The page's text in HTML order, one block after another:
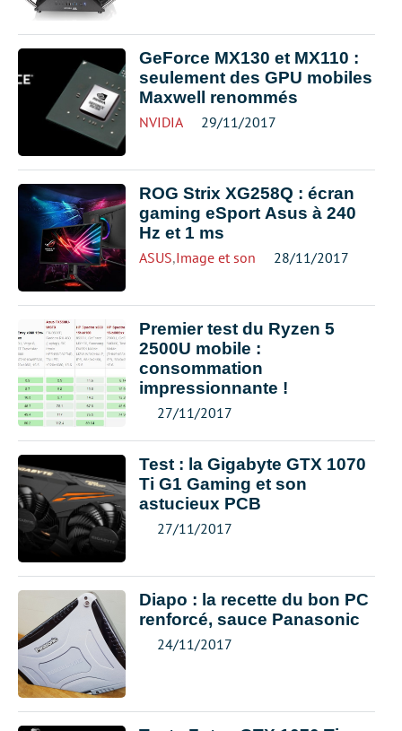
GeForce MX130 et MX110 :
seulement des GPU mobiles
Maxwell renommés
NVIDIA 29/11/2017
ROG Strix XG258Q : écran
gaming eSport Asus à 240
Hz et 1 ms
ASUS,Image et son 28/11/2017
Premier test du Ryzen 5
2500U mobile :
consommation
impressionnante !
27/11/2017
Test : la Gigabyte GTX 1070
Ti G1 Gaming et son
astucieux PCB
27/11/2017
Diapo : la recette du bon PC
renforcé, sauce Panasonic
24/11/2017